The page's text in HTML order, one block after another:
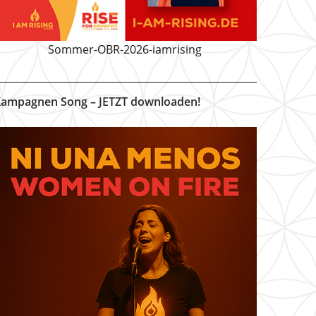
Sommer-OBR-2026-iamrising
Song – JETZT downloaden!